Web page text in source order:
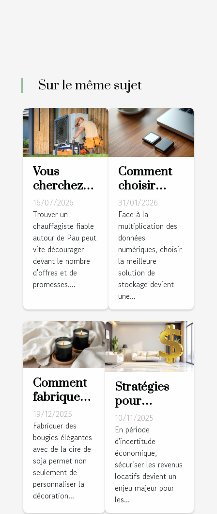
Sur le même sujet
Vous
cherchez
un
chauffagiste
à Pau ?
Cette
équipe
locale
installe
pompe à
chaleur sur
mesure !
16/07/2026
Trouver un
chauffagiste fiable
autour de Pau peut
vite décourager
devant le nombre
d'offres et de
promesses....
Comment
choisir
entre carte
mémoire
SD et
disque dur
pour
sécuriser
vos
données ?
31/01/2026
Face à la
multiplication des
données
numériques, choisir
la meilleure
solution de
stockage devient
une...
Comment
fabriquer
des
bougies
élégantes
avec de la
cire de soja
?
19/12/2025
Fabriquer des
bougies élégantes
avec de la cire de
soja permet non
seulement de
personnaliser la
décoration...
Stratégies
pour
sécuriser les
revenus
locatifs en
période
d'incertitude
économique
10/11/2025
En période
d'incertitude
économique,
sécuriser les revenus
locatifs devient un
enjeu majeur pour
les...